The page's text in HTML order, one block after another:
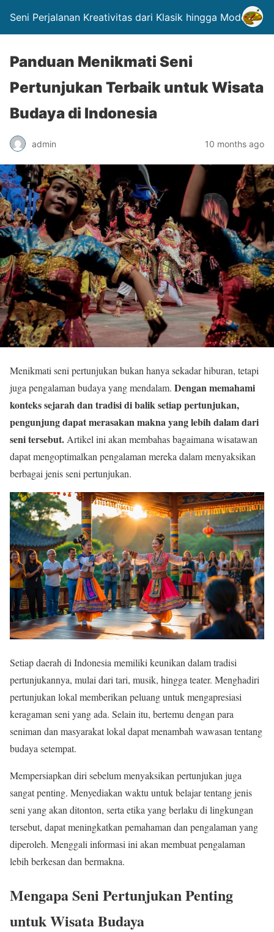
Seni Perjalanan Kreativitas dari Klasik hingga Modern.
Panduan Menikmati Seni
Pertunjukan Terbaik untuk Wisata
Budaya di Indonesia
admin 10 months ago
Menikmati seni pertunjukan bukan hanya sekadar hiburan, tetapi
juga pengalaman budaya yang mendalam. Dengan memahami
konteks sejarah dan tradisi di balik setiap pertunjukan,
pengunjung dapat merasakan makna yang lebih dalam dari
seni tersebut.Artikel ini akan membahas bagaimana wisatawan
dapat mengoptimalkan pengalaman mereka dalam menyaksikan
berbagai jenis seni pertunjukan.
Setiap daerah di Indonesia memiliki keunikan dalam tradisi
pertunjukannya, mulai dari tari, musik, hingga teater. Menghadiri
pertunjukan lokal memberikan peluang untuk mengapresiasi
keragaman seni yang ada. Selain itu, bertemu dengan para
seniman dan masyarakat lokal dapat menambah wawasan tentang
budaya setempat.
Mempersiapkan diri sebelum menyaksikan pertunjukan juga
sangat penting. Menyediakan waktu untuk belajar tentang jenis
seni yang akan ditonton, serta etika yang berlaku di lingkungan
tersebut, dapat meningkatkan pemahaman dan pengalaman yang
diperoleh. Menggali informasi ini akan membuat pengalaman
lebih berkesan dan bermakna.
Mengapa Seni Pertunjukan Penting
untuk Wisata Budaya